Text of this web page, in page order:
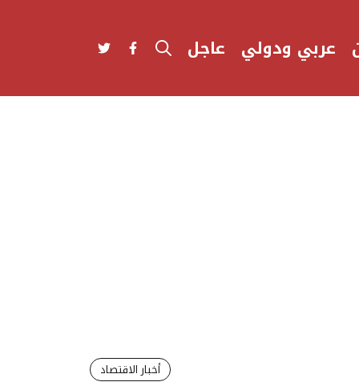
عربي ودولي عاجل
أخبار الاقتصاد